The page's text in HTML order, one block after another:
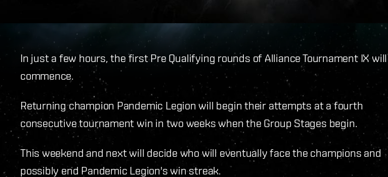
In just a few hours, the first Pre Qualifying rounds of Alliance Tournament IX will
commence.
Returning champion Pandemic Legion will begin their attempts at a fourth
consecutive tournament win in two weeks when the Group Stages begin.
This weekend and next will decide who will eventually face the champions and
possibly end Pandemic Legion's win streak.